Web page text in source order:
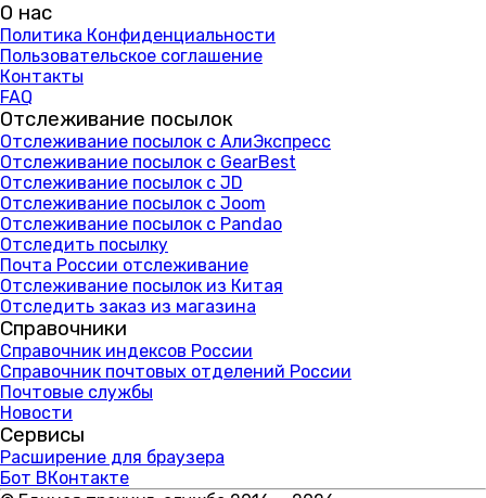
О нас
Политика Конфиденциальности
Пользовательское соглашение
Контакты
FAQ
Отслеживание посылок
Отслеживание посылок с АлиЭкспресс
Отслеживание посылок с GearBest
Отслеживание посылок с JD
Отслеживание посылок с Joom
Отслеживание посылок с Pandao
Отследить посылку
Почта России отслеживание
Отслеживание посылок из Китая
Отследить заказ из магазина
Справочники
Справочник индексов России
Справочник почтовых отделений России
Почтовые службы
Новости
Сервисы
Расширение для браузера
Бот ВКонтакте